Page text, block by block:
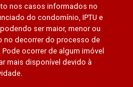
nos casos informados no
do condomínio, IPTU e
ser maior, menor ou
no decorrer do processo de
ocorrer de algum imóvel
mais disponível devido à